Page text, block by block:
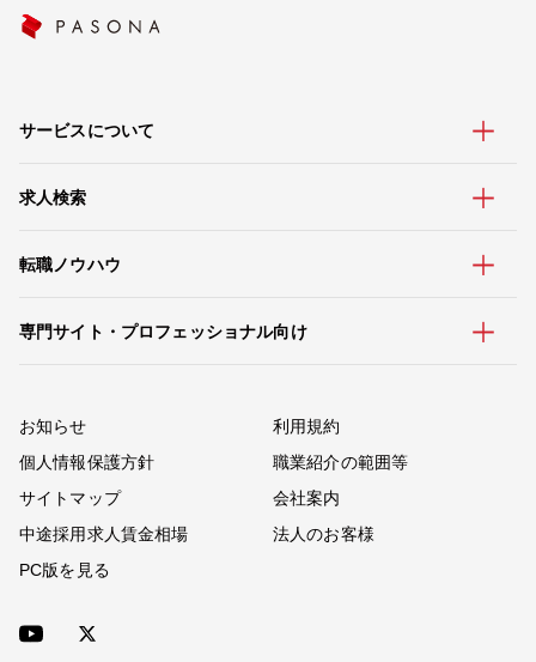
サービスについて
求人検索
転職ノウハウ
専門サイト・プロフェッショナル向け
お知らせ
利用規約
個人情報保護方針
職業紹介の範囲等
サイトマップ
会社案内
中途採用求人賃金相場
法人のお客様
PC版を見る